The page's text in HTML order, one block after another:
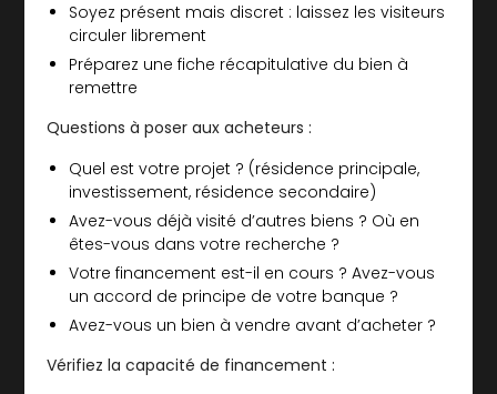
Soyez présent mais discret : laissez les visiteurs
circuler librement
Préparez une fiche récapitulative du bien à
remettre
Questions à poser aux acheteurs :
Quel est votre projet ? (résidence principale,
investissement, résidence secondaire)
Avez-vous déjà visité d’autres biens ? Où en
êtes-vous dans votre recherche ?
Votre financement est-il en cours ? Avez-vous
un accord de principe de votre banque ?
Avez-vous un bien à vendre avant d’acheter ?
Vérifiez la capacité de financement :